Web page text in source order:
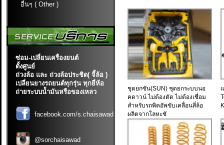
อื่นๆ ( Other )
ซ่อม-เปลี่ยนเครื่องยนต์
ตั้งศูนย์
ถ่วงล้อ และ ถ่วงล้อประชิด( จี้ล้อ )
เปลี่ยนยางรถยนต์ทุกรุ่น ทุกยี่ห้อ
ถ่ายระบบน้ำมันหรือของเหลว
facebook.com/s.chaisawad
@sorchaisawad
ชุดยกซัน(SUN) ชุดยกระบบนอ
คดาวน์ ไม่ต้องตัด ไม่ต้องเชื่อม
สำหรับรถพิคอัพขับเคลื่อนสี่ล้อ
ผลิตจากโลหะชั